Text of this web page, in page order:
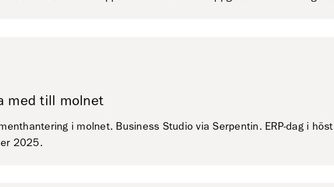
med till molnet
i molnet. Business Studio via Serpentin. ERP-dag i
2025.